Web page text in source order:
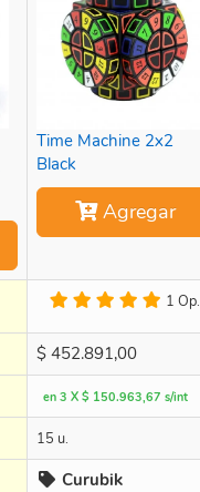
Time Machine 2x2
Black
Agregar
1 Op.
$ 452.891,00
en 3 X $ 150.963,67 s/int
15 u.
Curubik